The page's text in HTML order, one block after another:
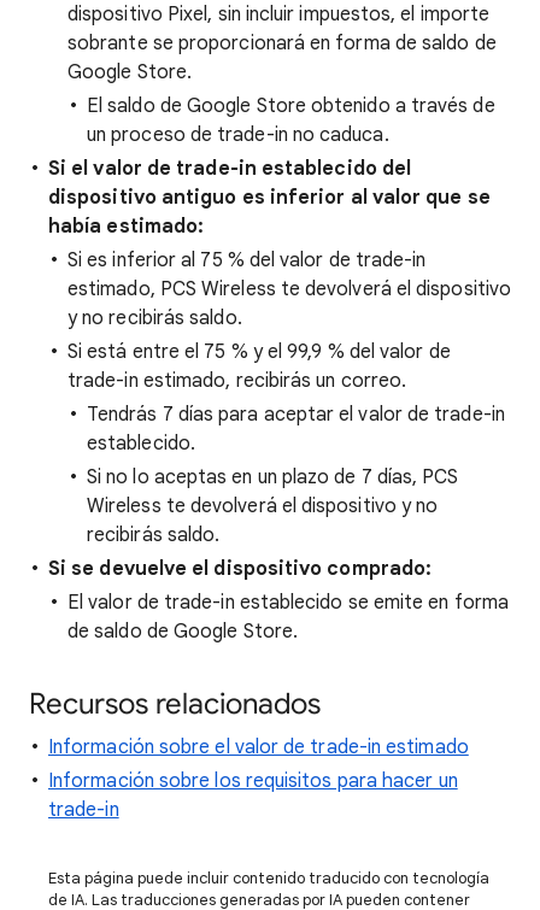
dispositivo Pixel, sin incluir impuestos, el importe
sobrante se proporcionará en forma de saldo de
Google Store.
El saldo de Google Store obtenido a través de
un proceso de trade-in no caduca.
Si el valor de trade-in establecido del
dispositivo antiguo es inferior al valor que se
había estimado:
Si es inferior al 75 % del valor de trade-in
estimado, PCS Wireless te devolverá el dispositivo
y no recibirás saldo.
Si está entre el 75 % y el 99,9 % del valor de
trade-in estimado, recibirás un correo.
Tendrás 7 días para aceptar el valor de trade-in
establecido.
Si no lo aceptas en un plazo de 7 días, PCS
Wireless te devolverá el dispositivo y no
recibirás saldo.
Si se devuelve el dispositivo comprado:
El valor de trade-in establecido se emite en forma
de saldo de Google Store.
Recursos relacionados
Información sobre el valor de trade-in estimado
Información sobre los requisitos para hacer un
trade-in
Esta página puede incluir contenido traducido con tecnología
de IA. Las traducciones generadas por IA pueden contener